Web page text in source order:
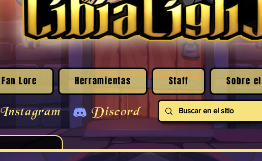
Fan Lore Herramientas Staff Sobre
Instagram Discord